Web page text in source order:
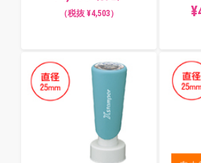
（税抜 ¥4,503）